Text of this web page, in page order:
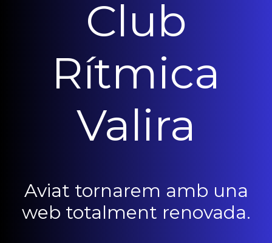
Club
Rítmica
Valira
Aviat tornarem amb una
web totalment renovada.